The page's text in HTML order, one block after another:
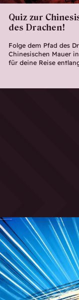
Quiz zur
des Drachen!
Folge dem Pfad des
Chinesischen Mauer
für deine Reise